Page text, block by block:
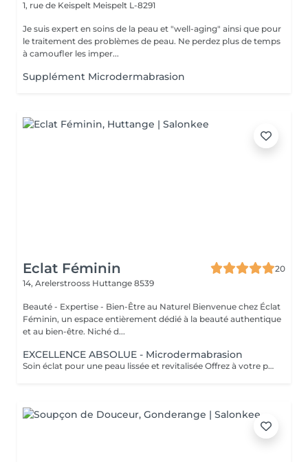
1, rue de Keispelt Meispelt L-8291
Je suis expert en soins de la peau et "well-aging" ainsi que pour
le traitement des problèmes de peau. Ne perdez plus de temps
à camoufler les imper...
Supplément Microdermabrasion
Eclat Féminin
20
14, Arelerstrooss Huttange 8539
Beauté - Expertise - Bien-Être au Naturel Bienvenue chez Éclat
Féminin, un espace entièrement dédié à la beauté authentique
et au bien-être. Niché d...
EXCELLENCE ABSOLUE - Microdermabrasion
Soin éclat pour une peau lissée et revitalisée Offrez à votre peau un éclat immédiat grâce à la microdermabrasion, une technique douce qui stimule la régénération, lisse les ridules et révèle un teint plus lumineux et uniforme. Sans douleur, ce soin laisse la peau propre, fraîche et visiblement rajeunie dès les premières séances. Comment cela fonctionne : Une abrasion douce associée à une aspiration délicate élimine les impuretés, affine le grain de peau et aide à maintenir une apparence plus jeune et éclatante. En option, les ultrasons renforcent les effets en stimulant la circulation et en favorisant la pénétration des actifs, laissant la peau visiblement plus fraîche et revitalisée. Les bienfaits : - Peau lisse et douce - Teint éclatant - Peau raffermie et tonifiée - Aspect plus jeune et visiblement revitalisé - Pores resserrés et peau purifiée Découvrez l'ensemble de mes rituels et prestations exclusives sur: www.eclat-feminin.lu - SCROLLER VERS LE HAUT - DESCRIPTION -